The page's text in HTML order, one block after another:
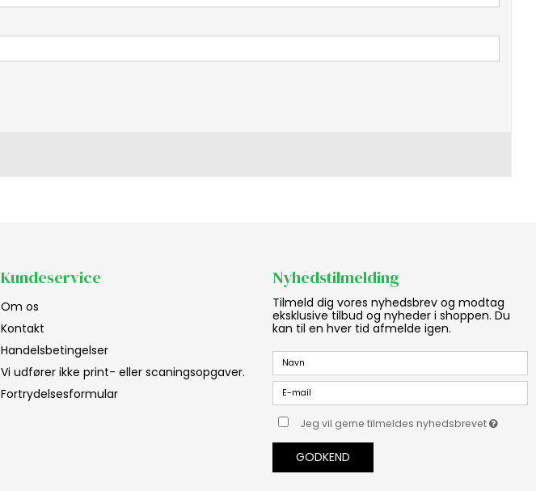
Kundeservice
Om os
Kontakt
Handelsbetingelser
Vi udfører ikke print- eller scaningsopgaver.
Fortrydelsesformular
Nyhedstilmelding
Tilmeld dig vores nyhedsbrev og modtag
eksklusive tilbud og nyheder i shoppen. Du
kan til en hver tid afmelde igen.
Jeg vil gerne tilmeldes nyhedsbrevet
GODKEND